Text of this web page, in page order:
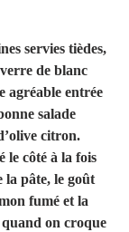
servies tièdes,
de blanc
agréable entrée
salade
citron.
le côté à la fois
la pâte, le goût
fumé et la
on croque